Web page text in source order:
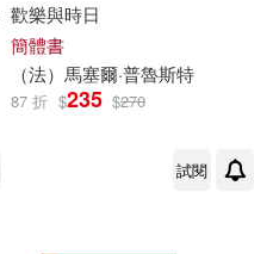
歡樂與時日
簡體書
（法） 馬塞爾·普魯斯特
87 折 $235 $270
試閱